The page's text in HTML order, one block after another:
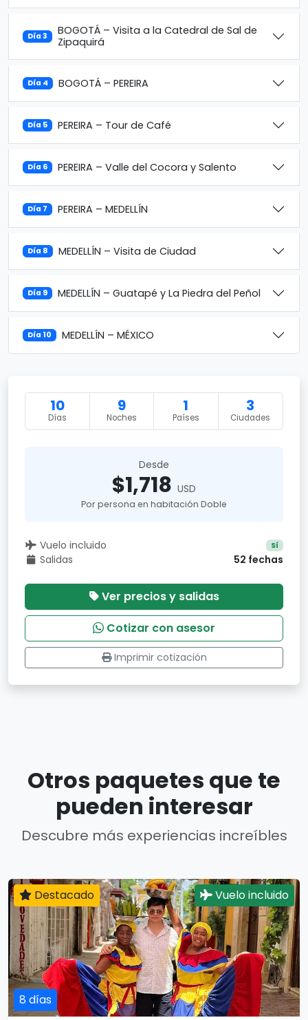
Día 3
BOGOTÁ – Visita a la Catedral de Sal de
Zipaquirá
Día 4 BOGOTÁ – PEREIRA
Día 5 PEREIRA – Tour de Café
Día 6 PEREIRA – Valle del Cocora y Salento
Día 7 PEREIRA – MEDELLÍN
Día 8 MEDELLÍN – Visita de Ciudad
Día 9 MEDELLÍN – Guatapé y La Piedra del Peñol
Día 10 MEDELLÍN – MÉXICO
10
Días
9
Noches
1
Países
3
Ciudades
Desde
$1,718 USD
Por persona en habitación Doble
Vuelo incluido Sí
Salidas 52 fechas
Ver precios y salidas
Cotizar con asesor
Imprimir cotización
Otros paquetes que te
pueden interesar
Descubre más experiencias increíbles
8 días
Destacado Vuelo incluido